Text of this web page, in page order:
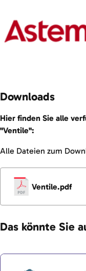
Downloads
Hier finden Sie alle
"Ventile":
Alle Dateien zum
Ventile.pdf
Das könnte Sie